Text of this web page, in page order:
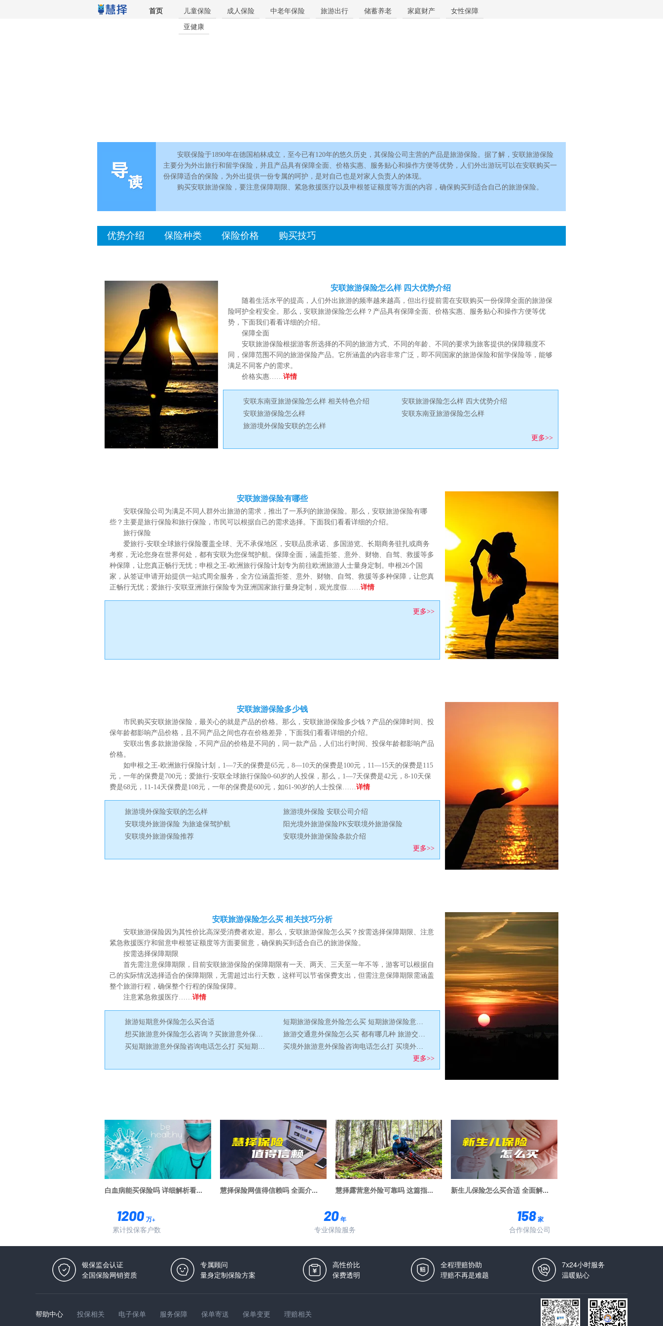
首页 儿童保险 成人保险 中老年保险 旅游出行 储蓄养老 家庭财产
女性保障
亚健康
安联保险于1890年在德国柏林成立，至今已有120年的悠久历史，其保险公司主营的产品是旅游保险。据了解，安联旅游保险
主要分为外出旅行和留学保险，并且产品具有保障全面、价格实惠、服务贴心和操作方便等优势，人们外出游玩可以在安联购买一
份保障适合的保险，为外出提供一份专属的呵护，是对自己也是对家人负责人的体现。
购买安联旅游保险，要注意保障期限、紧急救援医疗以及申根签证额度等方面的内容，确保购买到适合自己的旅游保险。
优势介绍 保险种类 保险价格 购买技巧
安联旅游保险怎么样 四大优势介绍
随着生活水平的提高，人们外出旅游的频率越来越高，但出行提前需在安联购买一份保障全面的旅游保
险呵护全程安全。那么，安联旅游保险怎么样？产品具有保障全面、价格实惠、服务贴心和操作方便等优
势，下面我们看看详细的介绍。
保障全面
安联旅游保险根据游客所选择的不同的旅游方式、不同的年龄、不同的要求为旅客提供的保障额度不
同，保障范围不同的旅游保险产品。它所涵盖的内容非常广泛，即不同国家的旅游保险和留学保险等，能够
满足不同客户的需求。
价格实惠……详情
安联东南亚旅游保险怎么样 相关特色介绍
安联旅游保险怎么样 四大优势介绍
安联旅游保险怎么样
安联东南亚旅游保险怎么样
旅游境外保险安联的怎么样
更多>>
安联旅游保险有哪些
安联保险公司为满足不同人群外出旅游的需求，推出了一系列的旅游保险。那么，安联旅游保险有哪
些？主要是旅行保险和旅行保险，市民可以根据自己的需求选择。下面我们看看详细的介绍。
旅行保险
爱旅行-安联全球旅行保险覆盖全球、无不承保地区，安联品质承诺、多国游览、长期商务驻扎或商务
考察，无论您身在世界何处，都有安联为您保驾护航。保障全面，涵盖拒签、意外、财物、自驾、救援等多
种保障，让您真正畅行无忧；申根之王-欧洲旅行保险计划专为前往欧洲旅游人士量身定制。申根26个国
家，从签证申请开始提供一站式周全服务，全方位涵盖拒签、意外、财物、自驾、救援等多种保障，让您真
正畅行无忧；爱旅行-安联亚洲旅行保险专为亚洲国家旅行量身定制，观光度假……详情
更多>>
安联旅游保险多少钱
市民购买安联旅游保险，最关心的就是产品的价格。那么，安联旅游保险多少钱？产品的保障时间、投
保年龄都影响产品价格，且不同产品之间也存在价格差异，下面我们看看详细的介绍。
安联出售多款旅游保险，不同产品的价格是不同的，同一款产品，人们出行时间、投保年龄都影响产品
价格。
如申根之王-欧洲旅行保险计划，1—7天的保费是65元，8—10天的保费是100元，11—15天的保费是115
元，一年的保费是700元；爱旅行-安联全球旅行保险0-60岁的人投保，那么，1—7天保费是42元，8-10天保
费是68元，11-14天保费是108元，一年的保费是600元，如61-90岁的人士投保……详情
旅游境外保险安联的怎么样
旅游境外保险 安联公司介绍
安联境外旅游保险 为旅途保驾护航
阳光境外旅游保险PK安联境外旅游保险
安联境外旅游保险推荐
安联境外旅游保险条款介绍
更多>>
安联旅游保险怎么买 相关技巧分析
安联旅游保险因为其性价比高深受消费者欢迎。那么，安联旅游保险怎么买？按需选择保障期限、注意
紧急救援医疗和留意申根签证额度等方面要留意，确保购买到适合自己的旅游保险。
按需选择保障期限
首先需注意保障期限，目前安联旅游保险的保障期限有一天、两天、三天至一年不等，游客可以根据自
己的实际情况选择适合的保障期限，无需超过出行天数，这样可以节省保费支出，但需注意保障期限需涵盖
整个旅游行程，确保整个行程的保险保障。
注意紧急救援医疗……详情
旅游短期意外保险怎么买合适
更多>>
白血病能买保险吗 详细解析看... 慧择保险网值得信赖吗 全面介... 慧择露营意外险可靠吗 这篇指... 新生儿保险怎么买合适 全面解...
万+
累计投保客户数
年
专业保险服务
家
合作保险公司
银保监会认证
全国保险网销资质
专属顾问
量身定制保险方案
高性价比
保费透明
全程理赔协助
理赔不再是难题
7x24小时服务
温暖贴心
帮助中心 投保相关 电子保单 服务保障 保单寄送 保单变更 理赔相关